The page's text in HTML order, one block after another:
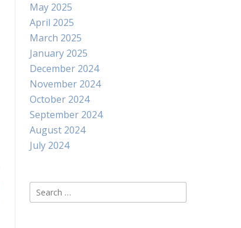
May 2025
April 2025
March 2025
January 2025
December 2024
November 2024
October 2024
September 2024
August 2024
July 2024
Search
for: